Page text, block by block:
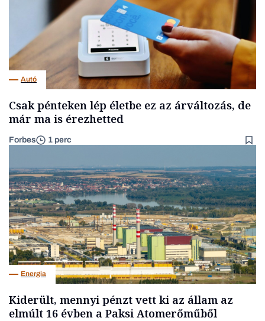
Autó
Csak pénteken lép életbe ez az árváltozás, de
már ma is érezhetted
Forbes 1 perc
Energia
Kiderült, mennyi pénzt vett ki az állam az
elmúlt 16 évben a Paksi Atomerőműből